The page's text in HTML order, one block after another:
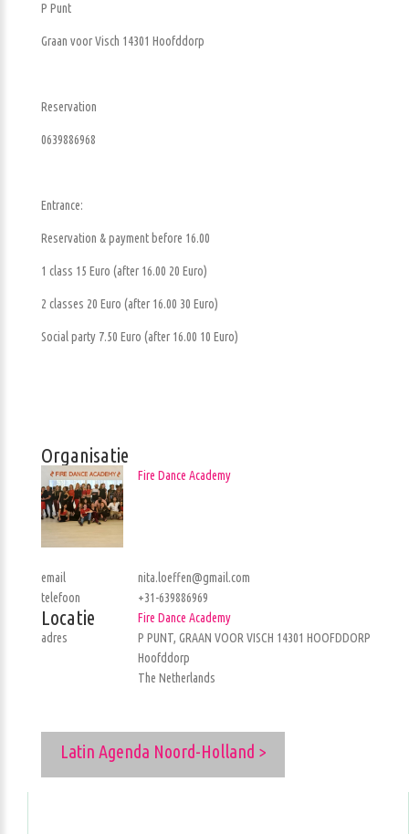
P Punt
Graan voor Visch 14301 Hoofddorp
Reservation
0639886968
Entrance:
Reservation & payment before 16.00
1 class 15 Euro (after 16.00 20 Euro)
2 classes 20 Euro (after 16.00 30 Euro)
Social party 7.50 Euro (after 16.00 10 Euro)
Organisatie
Fire Dance Academy
email
nita.loeffen@gmail.com
telefoon
+31-639886969
Locatie
Fire Dance Academy
adres
P PUNT, GRAAN VOOR VISCH 14301 HOOFDDORP
Hoofddorp
The Netherlands
Latin Agenda Noord-Holland >